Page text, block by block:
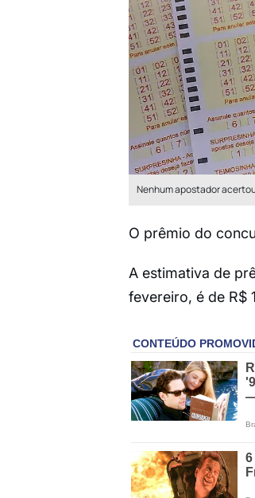
Nenhum apostador acertou
O prêmio do
A estimativa de
fevereiro, é de R$